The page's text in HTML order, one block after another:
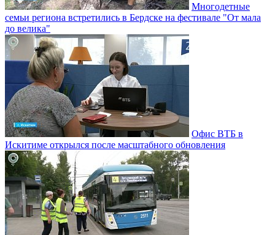
Многодетные
семьи региона встретились в Бердске на фестивале "От мала
до велика"
Офис ВТБ в
Искитиме открылся после масштабного обновления